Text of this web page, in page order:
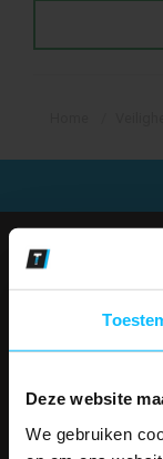
Deze website
We gebruiken
Klantenservice
Over Mascotshop
Klantenservice
Privacy
Verzenden
Garantie